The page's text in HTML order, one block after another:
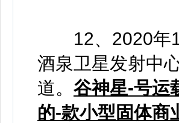
12、2020年11
酒泉卫星发射中
道。 谷神星-号运
的-款小型固体商